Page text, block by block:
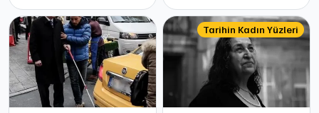
Tarihin Kadın Yüzleri